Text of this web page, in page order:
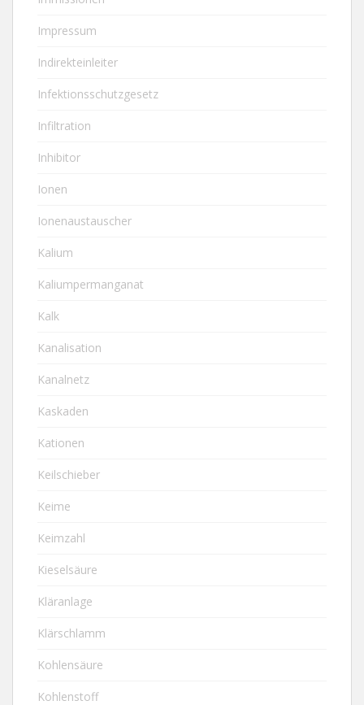
Impressum
Indirekteinleiter
Infektionsschutzgesetz
Infiltration
Inhibitor
Ionen
Ionenaustauscher
Kalium
Kaliumpermanganat
Kalk
Kanalisation
Kanalnetz
Kaskaden
Kationen
Keilschieber
Keime
Keimzahl
Kieselsäure
Kläranlage
Klärschlamm
Kohlensäure
Kohlenstoff